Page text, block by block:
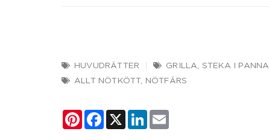
HUVUDRÄTTER GRILLA STEKA I PANNA
ALLT NÖTKÖTT
NÖTFÄRS
PinterestFacebook
X LinkedIn